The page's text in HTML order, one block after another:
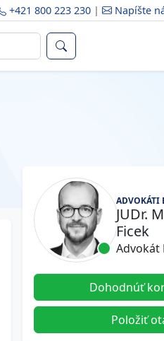
+421 800 223 230 | Napíšte
ADVOKÁTI
JUDr.
Ficek
Advokát
Dohodnúť
Položiť